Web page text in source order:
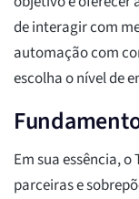
de interagir com
automação com
escolha o nível de
Em sua essência,
parceiras e